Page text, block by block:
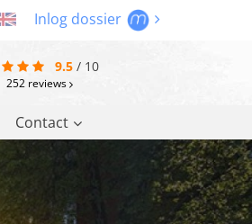
Inlog dossier
9.5 / 10
252 reviews
Contact